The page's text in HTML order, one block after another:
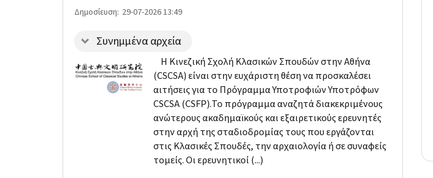
Δημοσίευση: 29-07-2026 13:49
Συνημμένα αρχεία
Η Κινεζική Σχολή Κλασικών Σπουδών στην Αθήνα
(CSCSA) είναι στην ευχάριστη θέση να προσκαλέσει
αιτήσεις για το Πρόγραμμα Υποτροφιών Υποτρόφων
CSCSA (CSFP).Το πρόγραμμα αναζητά διακεκριμένους
ανώτερους ακαδημαϊκούς και εξαιρετικούς ερευνητές
στην αρχή της σταδιοδρομίας τους που εργάζονται
στις Κλασικές Σπουδές, την αρχαιολογία ή σε συναφείς
τομείς. Οι ερευνητικοί (...)